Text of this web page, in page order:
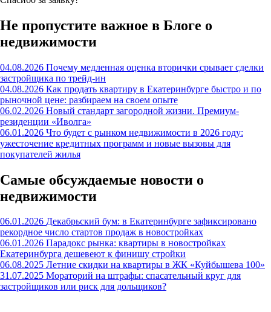
Не пропустите важное в Блоге о
недвижимости
04.08.2026 Почему медленная оценка вторички срывает сделки
застройщика по трейд-ин
04.08.2026 Как продать квартиру в Екатеринбурге быстро и по
рыночной цене: разбираем на своем опыте
06.02.2026 Новый стандарт загородной жизни. Премиум-
резиденции «Иволга»
06.01.2026 Что будет с рынком недвижимости в 2026 году:
ужесточение кредитных программ и новые вызовы для
покупателей жилья
Самые обсуждаемые новости о
недвижимости
06.01.2026 Декабрьский бум: в Екатеринбурге зафиксировано
рекордное число стартов продаж в новостройках
06.01.2026 Парадокс рынка: квартиры в новостройках
Екатеринбурга дешевеют к финишу стройки
06.08.2025 Летние скидки на квартиры в ЖК «Куйбышева 100»
31.07.2025 Мораторий на штрафы: спасательный круг для
застройщиков или риск для дольщиков?